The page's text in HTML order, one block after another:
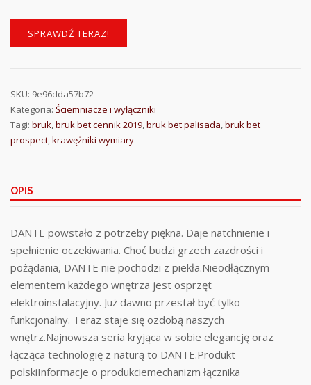
SPRAWDŹ TERAZ!
SKU: 9e96dda57b72
Kategoria: Ściemniacze i wyłączniki
Tagi: bruk,bruk bet cennik 2019,bruk bet palisada,bruk bet
prospect,krawężniki wymiary
OPIS
DANTE powstało z potrzeby piękna. Daje natchnienie i
spełnienie oczekiwania. Choć budzi grzech zazdrości i
pożądania, DANTE nie pochodzi z piekła.Nieodłącznym
elementem każdego wnętrza jest osprzęt
elektroinstalacyjny. Już dawno przestał być tylko
funkcjonalny. Teraz staje się ozdobą naszych
wnętrz.Najnowsza seria kryjąca w sobie elegancję oraz
łącząca technologię z naturą to DANTE.Produkt
polskiInformacje o produkciemechanizm łącznika